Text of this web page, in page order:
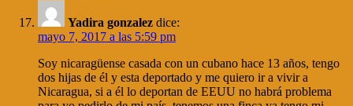
Yadira gonzalez dice:
mayo 7, 2017 a las 5:59 pm
Soy nicaragüense casada con un cubano hace 13 años, tengo
dos hijas de él y esta deportado y me quiero ir a vivir a
Nicaragua, si a él lo deportan de EEUU no habrá problema